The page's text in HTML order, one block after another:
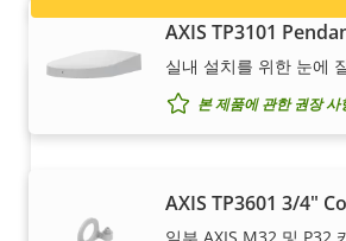
AXIS TP3101
실내 설치를 위한 눈에
본 제품에 관한 권장 사
AXIS TP3601 3/4"